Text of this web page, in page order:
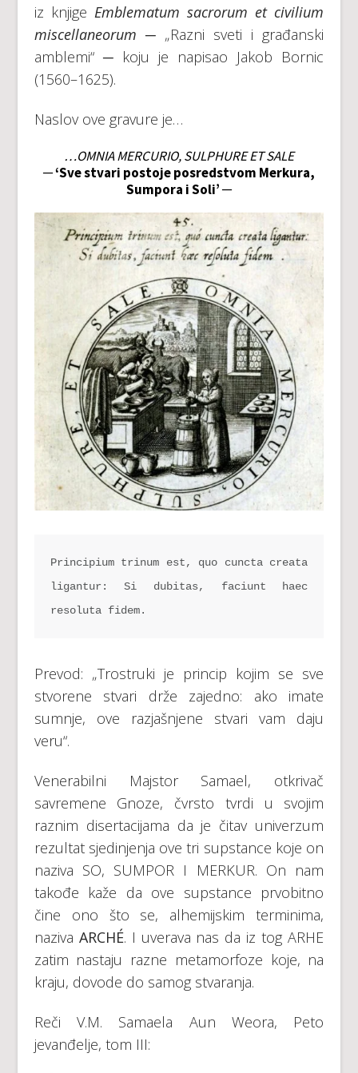
iz knjige Emblematum sacrorum et civilium
miscellaneorum ─ „Razni sveti i građanski
amblemi“ ─ koju je napisao Jakob Bornic
(1560–1625).
Naslov ove gravure je…
…OMNIA MERCURIO, SULPHURE ET SALE
─ ‘Sve stvari postoje posredstvom Merkura,
Sumpora i Soli’ ─
Principium trinum est, quo cuncta creata
ligantur: Si dubitas, faciunt haec
resoluta fidem.
Prevod: „Trostruki je princip kojim se sve
stvorene stvari drže zajedno: ako imate
sumnje, ove razjašnjene stvari vam daju
veru“.
Venerabilni Majstor Samael, otkrivač
savremene Gnoze, čvrsto tvrdi u svojim
raznim disertacijama da je čitav univerzum
rezultat sjedinjenja ove tri supstance koje on
naziva SO, SUMPOR I MERKUR. On nam
takođe kaže da ove supstance prvobitno
čine ono što se, alhemijskim terminima,
naziva ARCHÉ. I uverava nas da iz tog ARHE
zatim nastaju razne metamorfoze koje, na
kraju, dovode do samog stvaranja.
Reči V.M. Samaela Aun Weora, Peto
jevanđelje, tom III: